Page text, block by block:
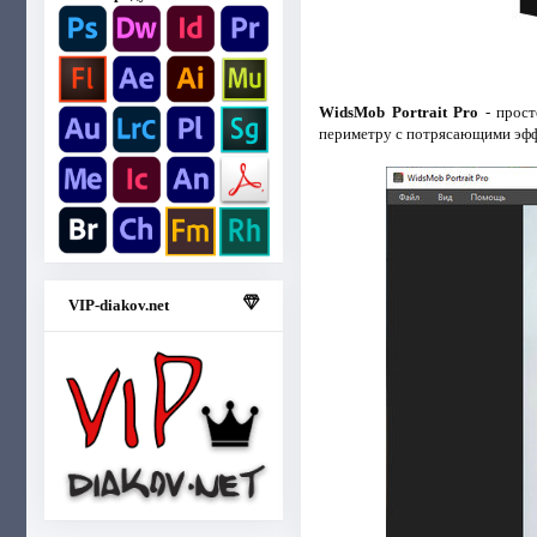
VIP-diakov.net
WidsMob Portrait Pro -
периметру с потрясающими